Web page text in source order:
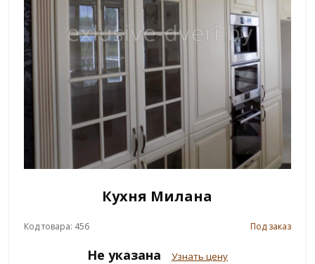
Кухня Милана
Код товара: 456 Под заказ
Не указана Узнать цену